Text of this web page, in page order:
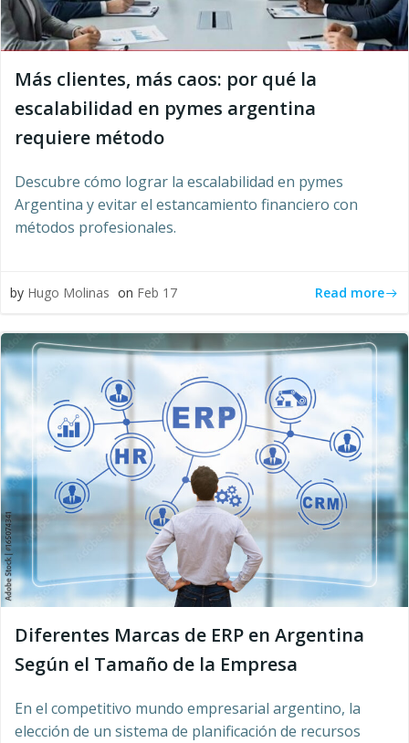
Más clientes, más caos: por qué la
escalabilidad en pymes argentina
requiere método
Descubre cómo lograr la escalabilidad en pymes
Argentina y evitar el estancamiento financiero con
métodos profesionales.
by Hugo Molinas on Feb 17 Read more
Diferentes Marcas de ERP en Argentina
Según el Tamaño de la Empresa
En el competitivo mundo empresarial argentino, la
elección de un sistema de planificación de recursos